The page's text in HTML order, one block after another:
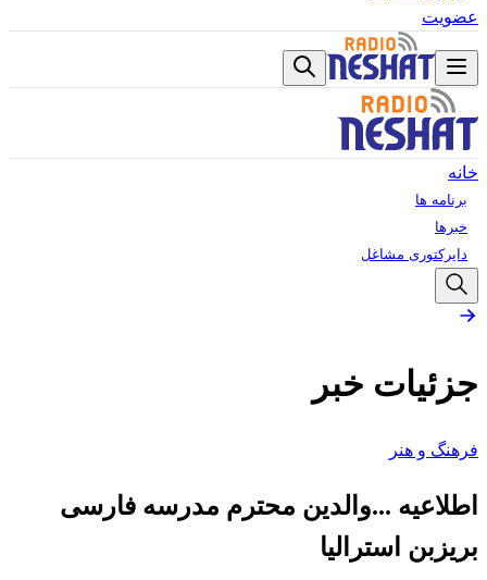
عضویت
خانه
برنامه ها
خبرها
دایرکتوری مشاغل
جزئیات خبر
فرهنگ و هنر
اطلاعیه ...والدین محترم مدرسه فارسی
بریزبن استرالیا